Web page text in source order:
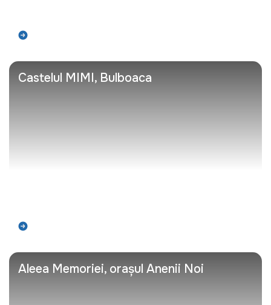
Castelul MIMI, Bulboaca
Aleea Memoriei, orașul Anenii Noi